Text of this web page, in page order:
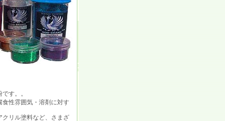
す。。
性雰囲気・溶剤に対す
リル塗料など、さまざ